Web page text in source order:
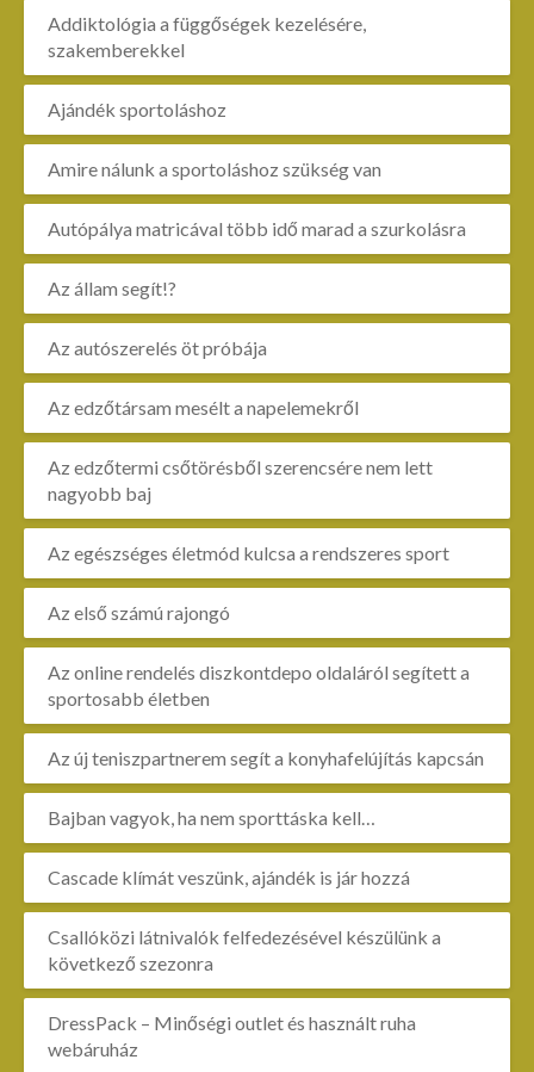
Addiktológia a függőségek kezelésére,
szakemberekkel
Ajándék sportoláshoz
Amire nálunk a sportoláshoz szükség van
Autópálya matricával több idő marad a szurkolásra
Az állam segít!?
Az autószerelés öt próbája
Az edzőtársam mesélt a napelemekről
Az edzőtermi csőtörésből szerencsére nem lett
nagyobb baj
Az egészséges életmód kulcsa a rendszeres sport
Az első számú rajongó
Az online rendelés diszkontdepo oldaláról segített a
sportosabb életben
Az új teniszpartnerem segít a konyhafelújítás kapcsán
Bajban vagyok, ha nem sporttáska kell…
Cascade klímát veszünk, ajándék is jár hozzá
Csallóközi látnivalók felfedezésével készülünk a
következő szezonra
DressPack – Minőségi outlet és használt ruha
webáruház